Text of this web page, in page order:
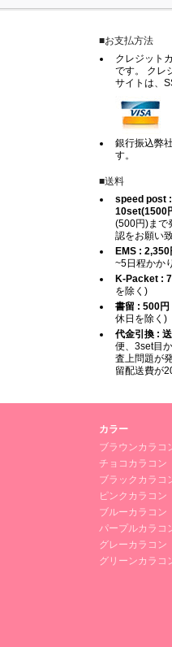
■お支払方法
クレジット
です。 クレ
サイトは、
銀行振込弊
す。
■送料
speed post
10set(1500
(500円)まで
認をお願い
EMS :
~5日程かか
K-Packet :
を除く)
書留 : 500円
休日を除く)
代金引換 :
便、3set目
査上問題が
留配送費が
カラー
ブラウンカラコ
チョコカラコン
ブラックカラコ
ピンクカラコン
ブルーカラコン
パープルカラコ
グレーカラコン
グリーンカラコ